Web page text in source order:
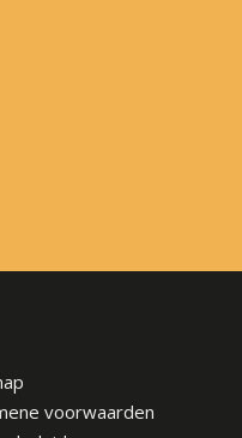
voorwaarden